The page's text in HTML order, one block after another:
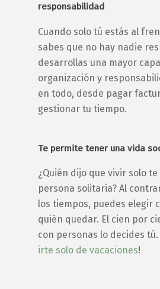
responsabilidad
Cuando solo tú estás al
sabes que no hay nadie
desarrollas una mayor
organización y
en todo, desde pagar
gestionar tu tiempo.
Te permite tener una vida
¿Quién dijo que vivir solo
persona solitaria? Al
los tiempos, puedes elegir
quién quedar. El cien por
con personas lo decides tú.
irte solo de vacaciones!